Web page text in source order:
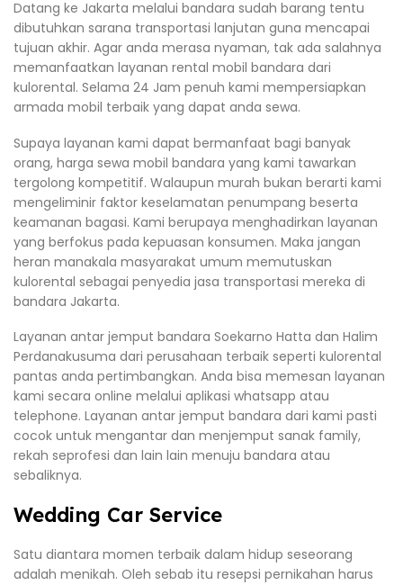
Datang ke Jakarta melalui bandara sudah barang tentu
dibutuhkan sarana transportasi lanjutan guna mencapai
tujuan akhir. Agar anda merasa nyaman, tak ada salahnya
memanfaatkan layanan rental mobil bandara dari
kulorental. Selama 24 Jam penuh kami mempersiapkan
armada mobil terbaik yang dapat anda sewa.
Supaya layanan kami dapat bermanfaat bagi banyak
orang, harga sewa mobil bandara yang kami tawarkan
tergolong kompetitif. Walaupun murah bukan berarti kami
mengeliminir faktor keselamatan penumpang beserta
keamanan bagasi. Kami berupaya menghadirkan layanan
yang berfokus pada kepuasan konsumen. Maka jangan
heran manakala masyarakat umum memutuskan
kulorental sebagai penyedia jasa transportasi mereka di
bandara Jakarta.
Layanan antar jemput bandara Soekarno Hatta dan Halim
Perdanakusuma dari perusahaan terbaik seperti kulorental
pantas anda pertimbangkan. Anda bisa memesan layanan
kami secara online melalui aplikasi whatsapp atau
telephone. Layanan antar jemput bandara dari kami pasti
cocok untuk mengantar dan menjemput sanak family,
rekah seprofesi dan lain lain menuju bandara atau
sebaliknya.
Wedding Car Service
Satu diantara momen terbaik dalam hidup seseorang
adalah menikah. Oleh sebab itu resepsi pernikahan harus